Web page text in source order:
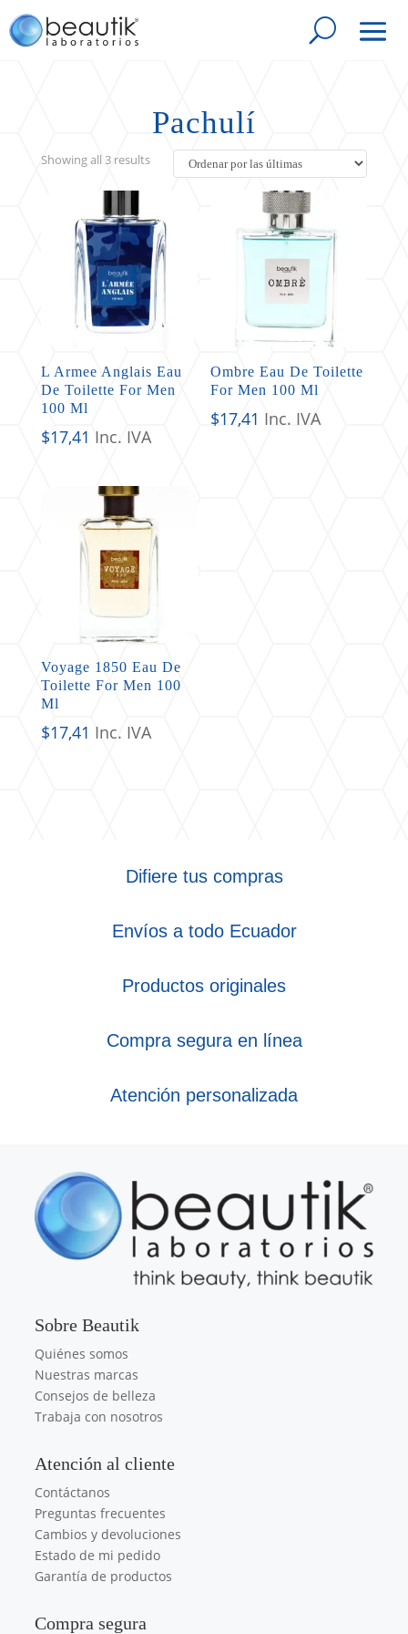
Pachulí
Showing all 3 resultsSorted
L Armee Anglais Eau
De Toilette For Men
100 Ml
$17,41 Inc. IVA
Ombre Eau De Toilette
For Men 100 Ml
$17,41 Inc. IVA
Voyage 1850 Eau De
Toilette For Men 100
Ml
$17,41 Inc. IVA
Difiere tus compras
Envíos a todo Ecuador
Productos originales
Compra segura en línea
Atención personalizada
Sobre Beautik
Quiénes somos
Nuestras marcas
Consejos de belleza
Trabaja con nosotros
Atención al cliente
Contáctanos
Preguntas frecuentes
Cambios y devoluciones
Estado de mi pedido
Garantía de productos
Compra segura